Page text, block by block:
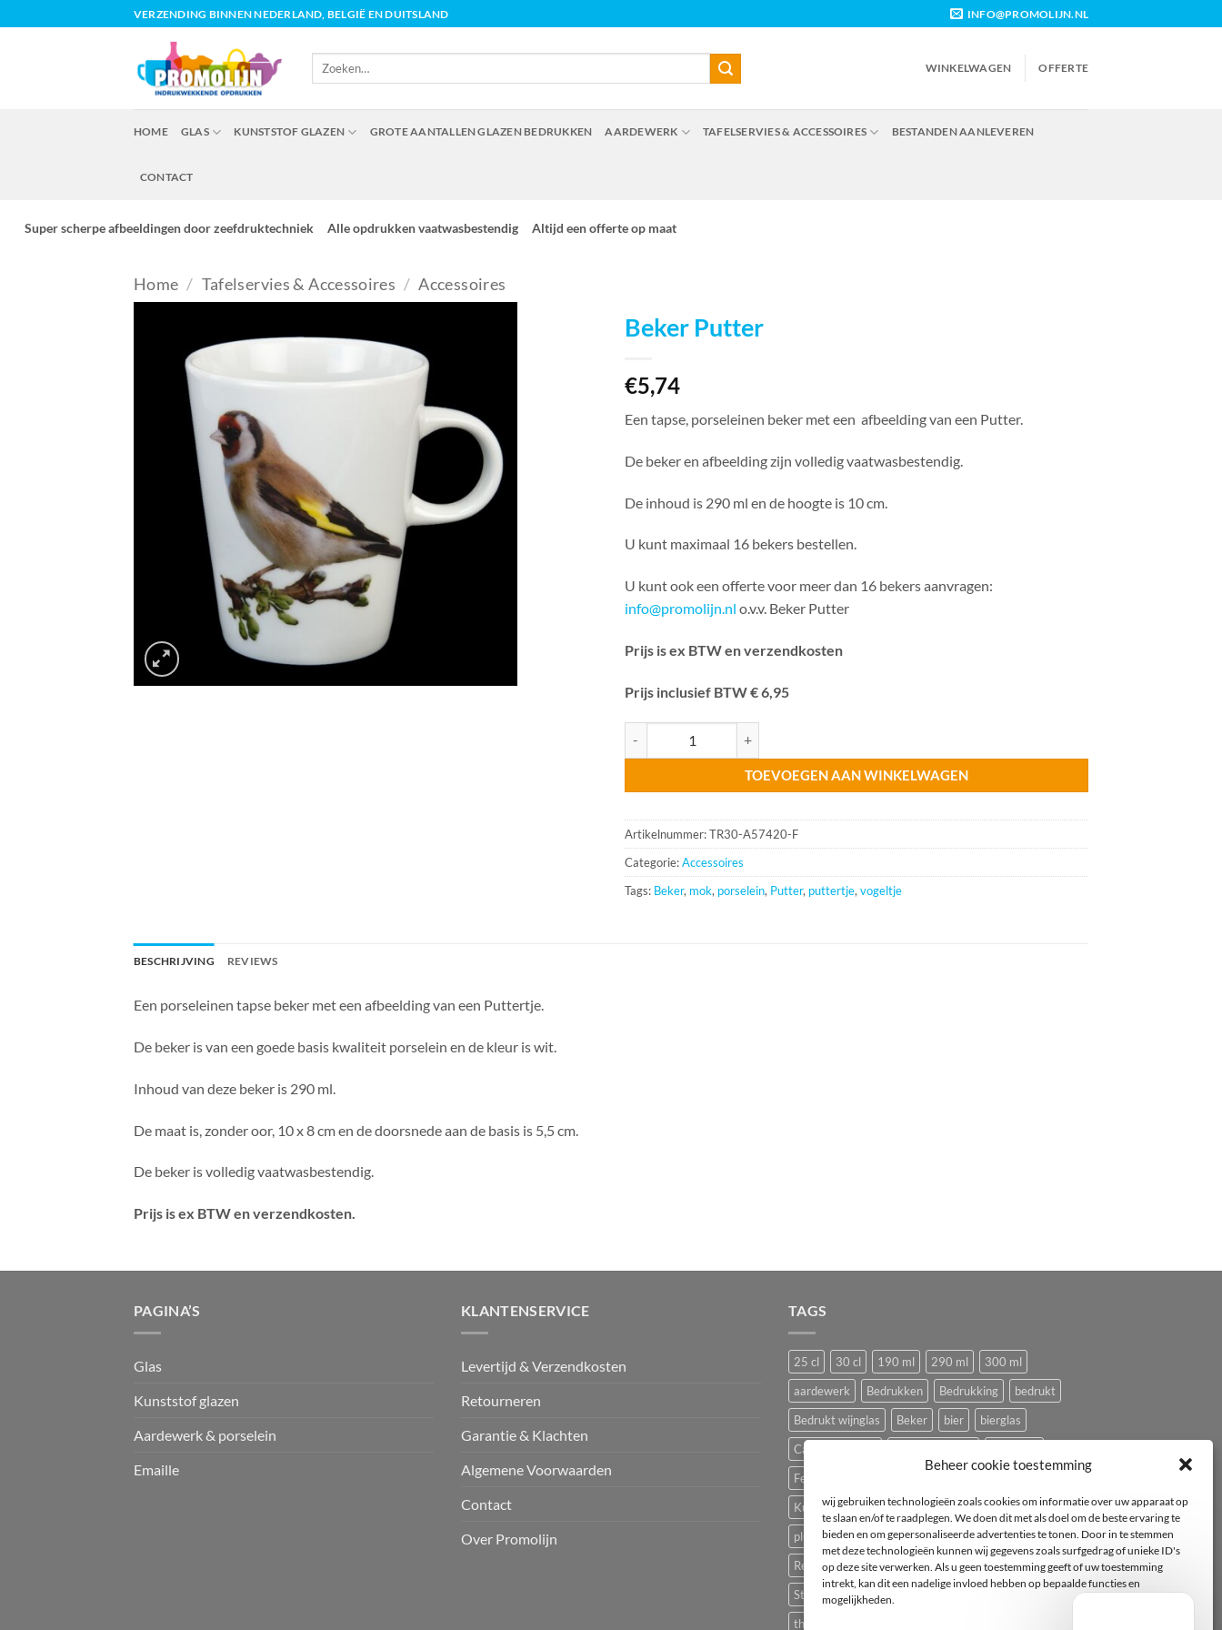
Beheer cookie toestemming
wij gebruiken technologieën zoals cookies om informatie over uw apparaat op
te slaan en/of te raadplegen. We doen dit met als doel om de beste ervaring te
bieden en om gepersonaliseerde advertenties te tonen. Door in te stemmen
met deze technologieën kunnen wij gegevens zoals surfgedrag of unieke ID's
op deze site verwerken. Als u geen toestemming geeft of uw toestemming
intrekt, kan dit een nadelige invloed hebben op bepaalde functies en
mogelijkheden.
naar
VERZENDING BINNEN NEDERLAND, BELGIË EN DUITSLAND INFO@PROMOLIJN.NL
Zoeken
WINKELWAGEN OFFERTE
HOME GLAS KUNSTSTOF GLAZEN GROTE AANTALLEN GLAZEN BEDRUKKEN AARDEWERK TAFELSERVIES & ACCESSOIRES BESTANDEN AANLEVEREN
CONTACT
Super scherpe afbeeldingen door zeefdruktechniek Alle opdrukken vaatwasbestendig Altijd een offerte op maat
Home / Tafelservies & Accessoires / Accessoires
Beker Putter
€5,74
Een tapse, porseleinen beker met een afbeelding van een Putter.
De beker en afbeelding zijn volledig vaatwasbestendig.
De inhoud is 290 ml en de hoogte is 10 cm.
U kunt maximaal 16 bekers bestellen.
U kunt ook een offerte voor meer dan 16 bekers aanvragen:
info@promolijn.nl o.v.v. Beker Putter
Prijs is ex BTW en verzendkosten
Prijs inclusief BTW € 6,95
TOEVOEGEN AAN WINKELWAGEN
Artikelnummer:TR30-A57420-F
Categorie:Accessoires
Tags: Beker, mok, porselein, Putter, puttertje,vogeltje
BESCHRIJVING REVIEWS
Een porseleinen tapse beker met een afbeelding van een Puttertje.
De beker is van een goede basis kwaliteit porselein en de kleur is wit.
Inhoud van deze beker is 290 ml.
De maat is, zonder oor, 10 x 8 cm en de doorsnede aan de basis is 5,5 cm.
De beker is volledig vaatwasbestendig.
Prijs is ex BTW en verzendkosten.
PAGINA’S
Glas
Kunststof glazen
Aardewerk & porselein
Emaille
KLANTENSERVICE
Levertijd & Verzendkosten
Retourneren
Garantie & Klachten
Algemene Voorwaarden
Contact
Over Promolijn
TAGS
25 cl 30 cl 190 ml 290 ml
300 ml
aardewerk
Bedrukken Bedrukking
bedrukt
Bedrukt wijnglas
Beker bier
bierglas
Camping glazen
Festival glas
Kunststof
logo mok mus
Pasabahce
pluimvee
porselein Proefglas
proefglazen
Recyclebaar
rode wijnglas
Royal Leerdam
Stapelbaar
Tasting
theepotje